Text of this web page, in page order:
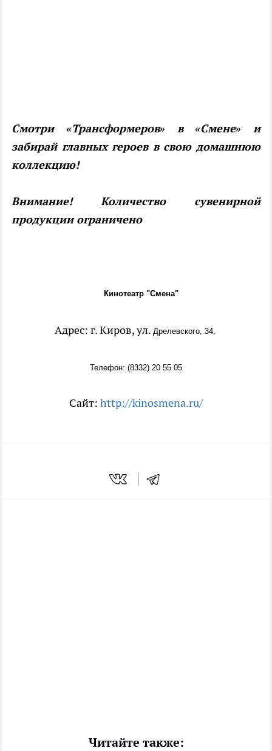
Смотри «Трансформеров» в «Смене» и
забирай главных героев в свою домашнюю
коллекцию!
Внимание! Количество сувенирной
продукции ограничено
Кинотеатр "Смена"
Адрес: г. Киров, ул. Дрелевского, 34,
Телефон: (8332) 20 55 05
Сайт: http://kinosmena.ru/
Читайте также: